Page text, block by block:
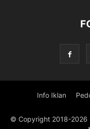
Info Iklan
© Copyright 2018-2026